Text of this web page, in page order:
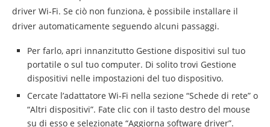
driver Wi-Fi. Se ciò non funziona, è possibile installare il
driver automaticamente seguendo alcuni passaggi.
Per farlo, apri innanzitutto Gestione dispositivi sul tuo
portatile o sul tuo computer. Di solito trovi Gestione
dispositivi nelle impostazioni del tuo dispositivo.
Cercate l’adattatore Wi-Fi nella sezione “Schede di rete” o
“Altri dispositivi”. Fate clic con il tasto destro del mouse
su di esso e selezionate “Aggiorna software driver”.